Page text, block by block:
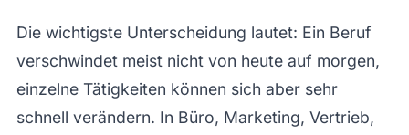
Die wichtigste Unterscheidung lautet: Ein Beruf
verschwindet meist nicht von heute auf morgen,
einzelne Tätigkeiten können sich aber sehr
schnell verändern. In Büro, Marketing, Vertrieb,